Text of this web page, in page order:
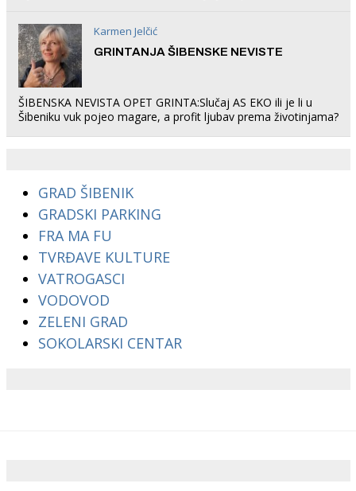
Karmen Jelčić
GRINTANJA ŠIBENSKE NEVISTE
ŠIBENSKA NEVISTA OPET GRINTA:Slučaj AS EKO ili je li u
Šibeniku vuk pojeo magare, a profit ljubav prema životinjama?
GRAD ŠIBENIK
GRADSKI PARKING
FRA MA FU
TVRĐAVE KULTURE
VATROGASCI
VODOVOD
ZELENI GRAD
SOKOLARSKI CENTAR